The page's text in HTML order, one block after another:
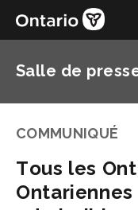
Salle de
COMMUNIQUÉ
Tous les
Ontariennes